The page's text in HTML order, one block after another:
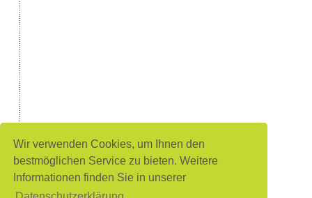
Wir verwenden Cookies, um Ihnen den
bestmöglichen Service zu bieten. Weitere
Informationen finden Sie in unserer